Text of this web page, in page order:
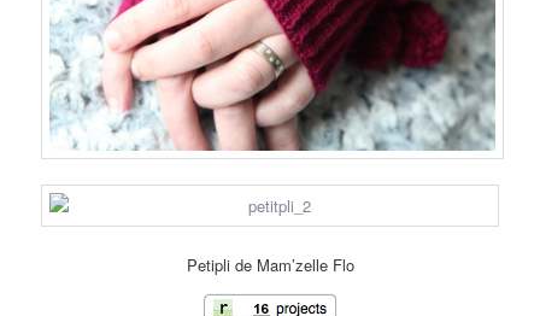
Petipli de Mam’zelle Flo